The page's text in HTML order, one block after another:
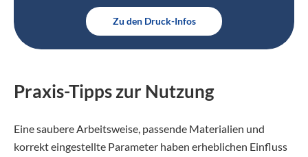
Zu den Druck-Infos
Praxis-Tipps zur Nutzung
Eine saubere Arbeitsweise, passende Materialien und
korrekt eingestellte Parameter haben erheblichen Einfluss